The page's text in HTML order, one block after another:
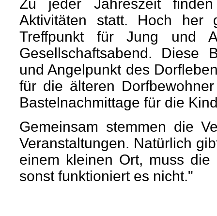
Zu jeder Jahreszeit
Aktivitäten statt. Hoch her
Treffpunkt für Jung und
Gesellschaftsabend. Diese
und Angelpunkt des
für die älteren
Bastelnachmittage für die
Gemeinsam stemmen die
Veranstaltungen. Natürlich
einem kleinen Ort, muss die
sonst funktioniert es nicht."